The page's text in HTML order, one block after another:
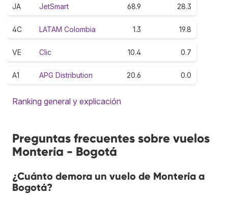
JA JetSmart 68.9 28.3
4C LATAM Colombia 1.3 19.8
VE Clic 10.4 0.7
A1 APG Distribution 20.6 0.0
Ranking general y explicación
Preguntas frecuentes sobre vuelos
Montería - Bogotá
¿Cuánto demora un vuelo de Montería a
Bogotá?